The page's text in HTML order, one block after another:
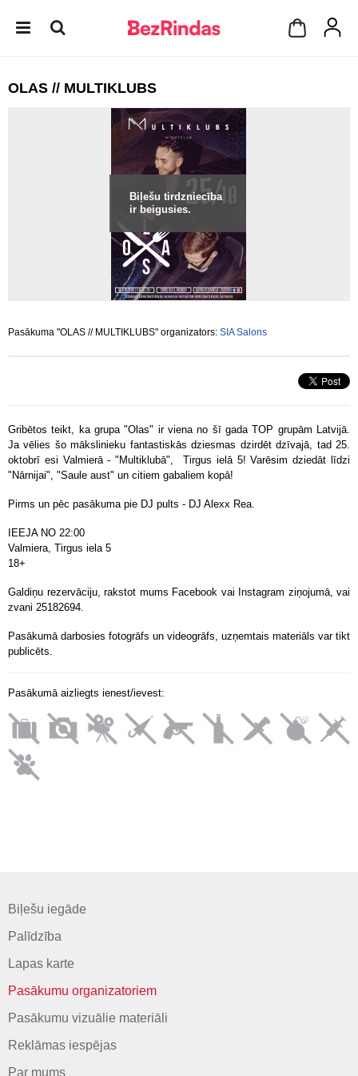
OLAS // MULTIKLUBS
Biļešu tirdzniecība
ir beigusies.
Pasākuma "OLAS // MULTIKLUBS" organizators: SIA Salons
Gribētos teikt, ka grupa "Olas" ir viena no šī gada TOP grupām Latvijā.
Ja vēlies šo mākslinieku fantastiskās dziesmas dzirdēt dzīvajā, tad 25.
oktobrī esi Valmierā - "Multiklubā", Tirgus ielā 5! Varēsim dziedāt līdzi
"Nārnijai", "Saule aust" un citiem gabaliem kopā!
Pirms un pēc pasākuma pie DJ pults - DJ Alexx Rea.
IEEJA NO 22:00
Valmiera, Tirgus iela 5
18+
Galdiņu rezervāciju, rakstot mums Facebook vai Instagram ziņojumā, vai
zvani 25182694.
Pasākumā darbosies fotogrāfs un videogrāfs, uzņemtais materiāls var tikt
publicēts.
Pasākumā aizliegts ienest/ievest:
Biļešu iegāde
Palīdzība
Lapas karte
Pasākumu organizatoriem
Pasākumu vizuālie materiāli
Reklāmas iespējas
Par mums